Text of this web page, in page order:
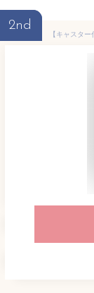
2nd